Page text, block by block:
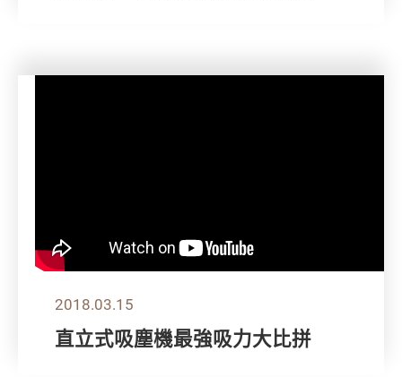
2018.03.15
直立式吸塵機最強吸力大比拼